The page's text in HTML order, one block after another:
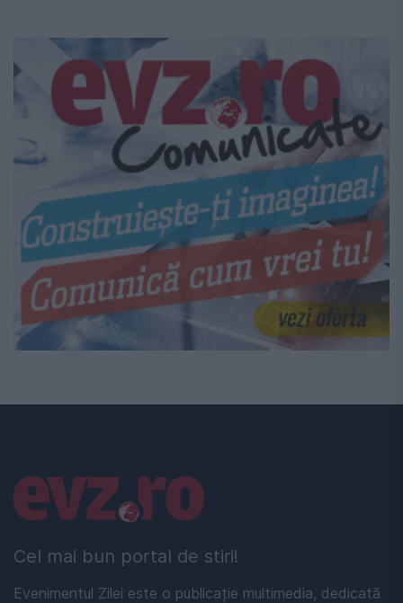
Cel mai bun portal de stiri!
Evenimentul Zilei este o publicație multimedia, dedicată
Linkuri utile